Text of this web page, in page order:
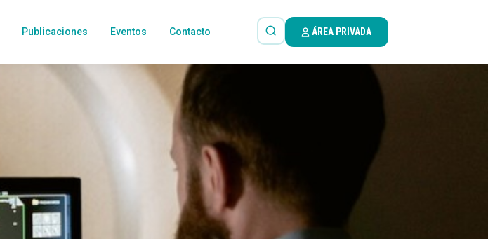
Publicaciones Eventos Contacto ÁREA PRIVADA